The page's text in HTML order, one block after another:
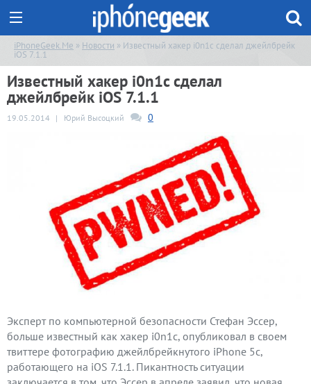
iPhoneGeek.Me » Новости » Известный хакер i0n1c сделал джейлбрейк
iOS 7.1.1
Известный хакер i0n1c сделал
джейлбрейк iOS 7.1.1
19.05.2014 | Юрий Высоцкий 0
Эксперт по компьютерной безопасности Стефан Эссер,
больше известный как хакер i0n1c, опубликовал в своем
твиттере фотографию джейлбрейкнутого iPhone 5с,
работающего на iOS 7.1.1. Пикантность ситуации